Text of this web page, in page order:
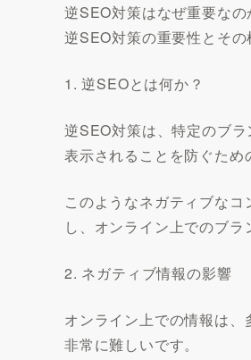
逆SEO対策はなぜ重要なの
逆SEO対策の重要性とその
1. 逆SEOとは何か？
逆SEO対策は、特定のブ
表示されることを防ぐため
このようなネガティブな
し、オンライン上でのブラ
2. ネガティブ情報の影響
オンライン上での情報は
非常に難しいです。